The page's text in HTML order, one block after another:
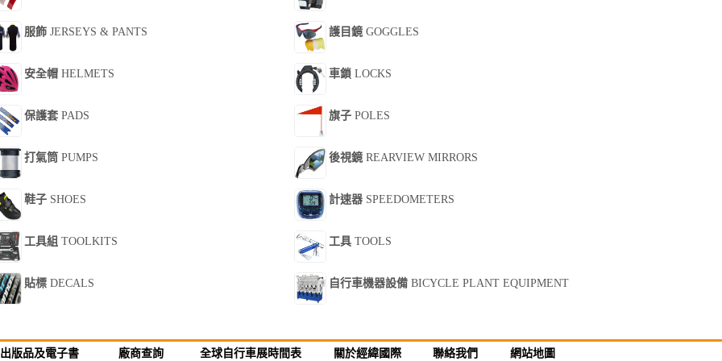
服飾JERSEYS & PANTS 護目鏡 GOGGLES
安全帽HELMETS 車鎖 LOCKS
保護套PADS 旗子 POLES
打氣筒 PUMPS 後視鏡 REARVIEW MIRRORS
鞋子SHOES 計速器 SPEEDOMETERS
工具組 TOOLKITS 工具 TOOLS
貼標DECALS 自行車機器設備 BICYCLE PLANT EQUIPMENT
出版品及電子書 廠商查詢 全球自行車展時間表 關於經緯國際 聯絡我們 網站地圖